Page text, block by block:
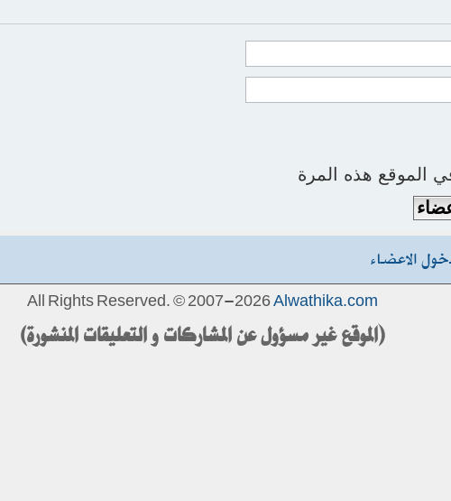
الموقع هذه المرة
الاعضاء
All Rights Reserved. © 2007-2026Alwathika.com
(الموقع غير مسؤول عن المشاركات و التعليقات المنشورة)